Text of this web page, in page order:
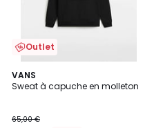
Outlet
VANS
Sweat à capuche en molleton
65,00 €